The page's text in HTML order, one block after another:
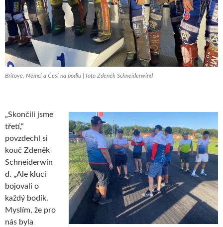
Britové, Němci a Češi na pódiu | foto Zdeněk Schneiderwind
„Skončili jsme
třetí,“
povzdechl si
kouč Zdeněk
Schneiderwin
d. „Ale kluci
bojovali o
každý bodík.
Myslím, že pro
nás byla